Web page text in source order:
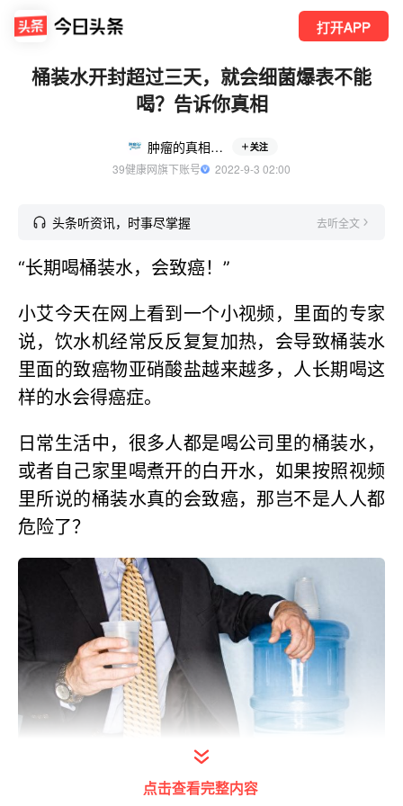
打开APP
桶装水开封超过三天，就会细菌爆表不能
喝？告诉你真相
肿瘤的真相与误区 关注
39健康网旗下账号
  2022-9-3 02:00
头条听资讯，时事尽掌握 去听全文
“长期喝桶装水，会致癌！”
小艾今天在网上看到一个小视频，里面的专家
说，饮水机经常反反复复加热，会导致桶装水
里面的致癌物亚硝酸盐越来越多，人长期喝这
样的水会得癌症。
日常生活中，很多人都是喝公司里的桶装水，
或者自己家里喝煮开的白开水，如果按照视频
里所说的桶装水真的会致癌，那岂不是人人都
危险了？
点击查看完整内容